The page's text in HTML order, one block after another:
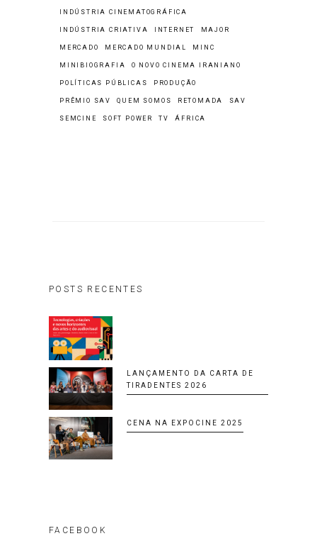
INDÚSTRIA CINEMATOGRÁFICA
INDÚSTRIA CRIATIVA INTERNET MAJOR
MERCADO MERCADO MUNDIAL MINC
MINIBIOGRAFIA O NOVO CINEMA IRANIANO
POLÍTICAS PÚBLICAS PRODUÇÃO
PRÊMIO SAV QUEM SOMOS RETOMADA SAV
SEMCINE SOFT POWER TV ÁFRICA
POSTS RECENTES
LANÇAMENTO DA CARTA DE
TIRADENTES 2026
CENA NA EXPOCINE 2025
FACEBOOK